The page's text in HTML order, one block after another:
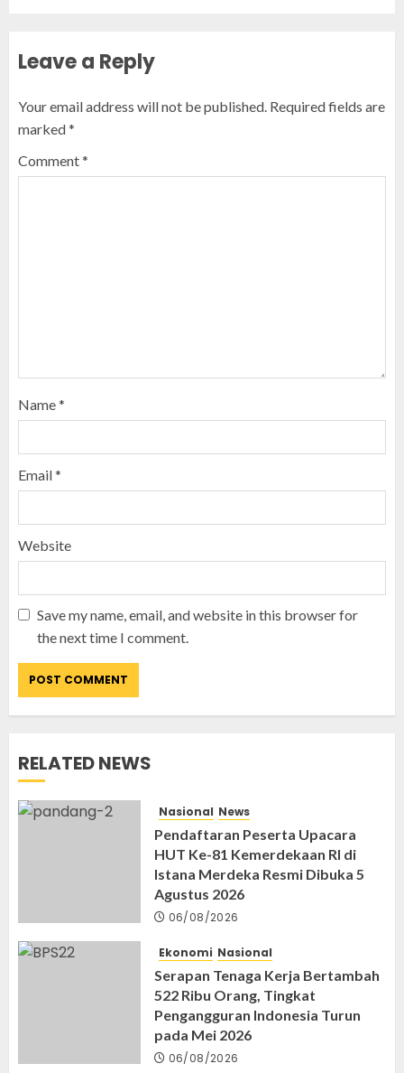
Leave a Reply
Your email address will not be published. Required fields are
marked*
Comment*
Name*
Email*
Website
Save my name, email, and website in this browser for
the next time I comment.
RELATED NEWS
Nasional News
Pendaftaran Peserta Upacara
HUT Ke-81 Kemerdekaan RI di
Istana Merdeka Resmi Dibuka 5
Agustus 2026
06/08/2026
Ekonomi Nasional
Serapan Tenaga Kerja Bertambah
522 Ribu Orang, Tingkat
Pengangguran Indonesia Turun
pada Mei 2026
06/08/2026